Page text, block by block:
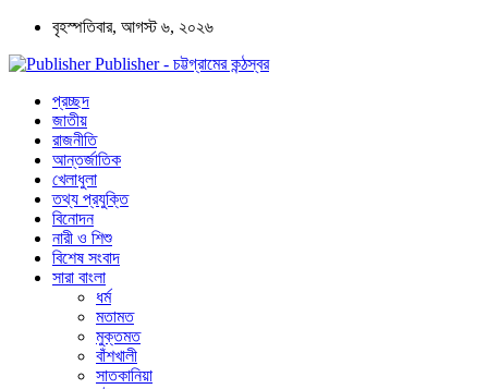
বৃহস্পতিবার, আগস্ট ৬, ২০২৬
Publisher - চট্টগ্রামের কন্ঠস্বর
প্রচ্ছদ
জাতীয়
রাজনীতি
আন্তর্জাতিক
খেলাধুলা
তথ্য প্রযুক্তি
বিনোদন
নারী ও শিশু
বিশেষ সংবাদ
সারা বাংলা
ধর্ম
মতামত
মুক্তমত
বাঁশখালী
সাতকানিয়া